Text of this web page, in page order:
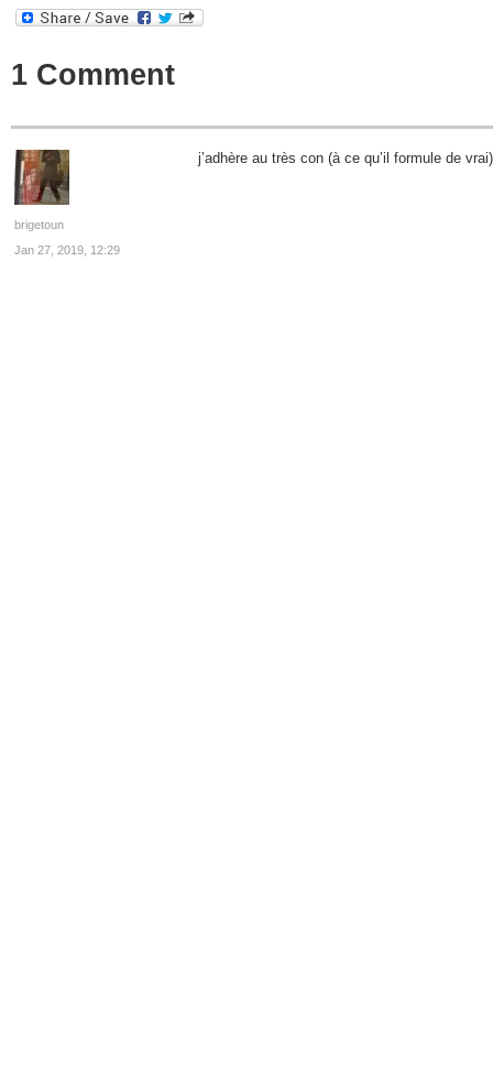
1 Comment
brigetoun
Jan 27, 2019, 12:29
j’adhère au très con (à ce qu’il formule de vrai)